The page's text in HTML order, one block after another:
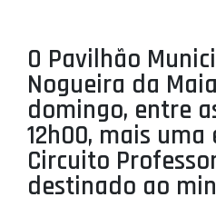
SELEÇÕES
MINIBASQUETE
ÁREA TÉCNICA
PROJETOS
LIGA BETCLIC
O Pavilhão
Nogueira da
domingo, entre
12h00, mais
Circuito
destinado ao